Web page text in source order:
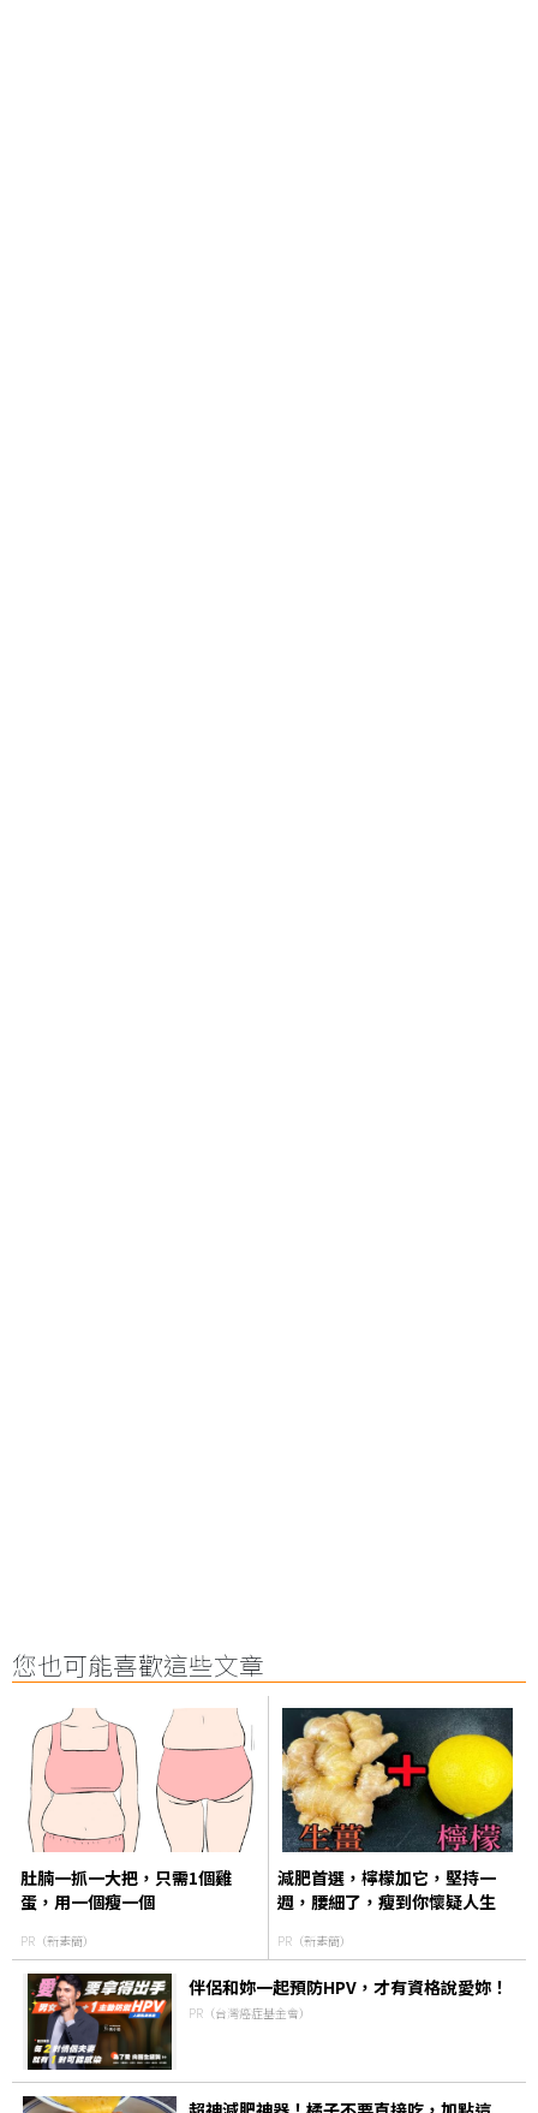
您也可能喜歡這些文章
肚腩一抓一大把，只需1個雞
蛋，用一個瘦一個
PR（新素簡）
減肥首選，檸檬加它，堅持一
週，腰細了，瘦到你懷疑人生
PR（新素簡）
伴侶和妳一起預防HPV，才有資格說愛妳！
PR（台灣癌症基金會）